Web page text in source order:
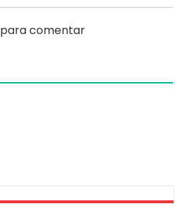
comentar